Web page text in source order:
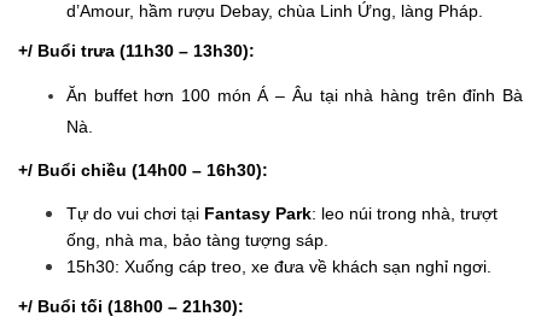
d’Amour, hầm rượu Debay, chùa Linh Ứng, làng Pháp.
+/ Buổi trưa (11h30 – 13h30):
Ăn buffet hơn 100 món Á – Âu tại nhà hàng trên đỉnh Bà
Nà.
+/ Buổi chiều (14h00 – 16h30):
Tự do vui chơi tại Fantasy Park: leo núi trong nhà, trượt
ống, nhà ma, bảo tàng tượng sáp.
15h30: Xuống cáp treo, xe đưa về khách sạn nghỉ ngơi.
+/ Buổi tối (18h00 – 21h30):